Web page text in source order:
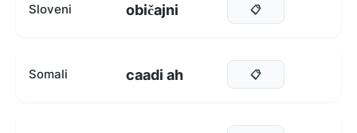
Sloveni običajni 📋
Somali caadi ah 📋